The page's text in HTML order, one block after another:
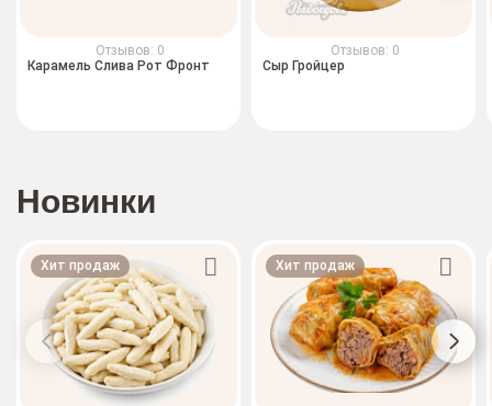
Отзывов: 0
Карамель Слива Рот Фронт
Отзывов: 0
Сыр Гройцер
Новинки
Хит продаж Хит продаж